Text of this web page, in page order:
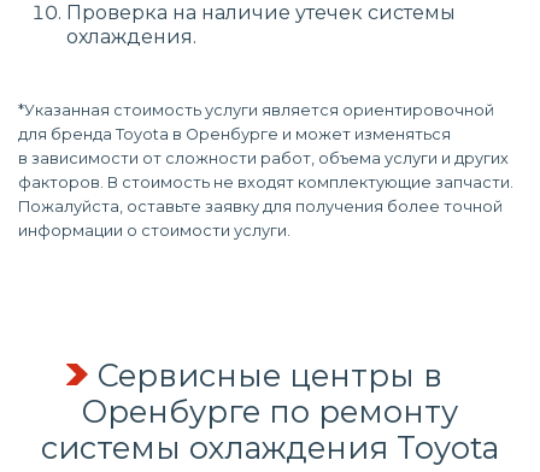
Проверка на наличие утечек системы
охлаждения.
*Указанная стоимость услуги является ориентировочной
для бренда Toyota в Оренбурге и может изменяться
в зависимости от сложности работ, объема услуги и других
факторов. В стоимость не входят комплектующие запчасти.
Пожалуйста, оставьте заявку для получения более точной
информации о стоимости услуги.
Сервисные центры в
Оренбурге по ремонту
системы охлаждения Toyota